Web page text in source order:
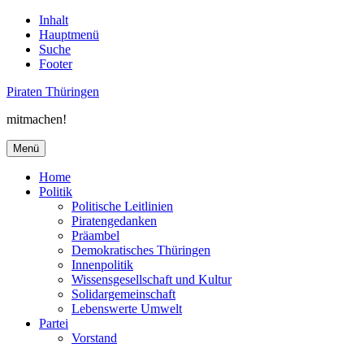
Inhalt
Hauptmenü
Suche
Footer
Piraten Thüringen
mitmachen!
Menü
Home
Politik
Politische Leitlinien
Piratengedanken
Präambel
Demokratisches Thüringen
Innenpolitik
Wissensgesellschaft und Kultur
Solidargemeinschaft
Lebenswerte Umwelt
Partei
Vorstand